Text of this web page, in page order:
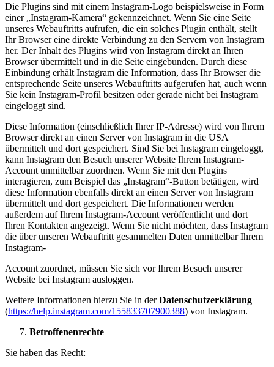
Die Plugins sind mit einem Instagram-Logo beispielsweise in Form
einer „Instagram-Kamera“ gekennzeichnet. Wenn Sie eine Seite
unseres Webauftritts aufrufen, die ein solches Plugin enthält, stellt
Ihr Browser eine direkte Verbindung zu den Servern von Instagram
her. Der Inhalt des Plugins wird von Instagram direkt an Ihren
Browser übermittelt und in die Seite eingebunden. Durch diese
Einbindung erhält Instagram die Information, dass Ihr Browser die
entsprechende Seite unseres Webauftritts aufgerufen hat, auch wenn
Sie kein Instagram-Profil besitzen oder gerade nicht bei Instagram
eingeloggt sind.
Diese Information (einschließlich Ihrer IP-Adresse) wird von Ihrem
Browser direkt an einen Server von Instagram in die USA
übermittelt und dort gespeichert. Sind Sie bei Instagram eingeloggt,
kann Instagram den Besuch unserer Website Ihrem Instagram-
Account unmittelbar zuordnen. Wenn Sie mit den Plugins
interagieren, zum Beispiel das „Instagram“-Button betätigen, wird
diese Information ebenfalls direkt an einen Server von Instagram
übermittelt und dort gespeichert. Die Informationen werden
außerdem auf Ihrem Instagram-Account veröffentlicht und dort
Ihren Kontakten angezeigt. Wenn Sie nicht möchten, dass Instagram
die über unseren Webauftritt gesammelten Daten unmittelbar Ihrem
Instagram-
Account zuordnet, müssen Sie sich vor Ihrem Besuch unserer
Website bei Instagram ausloggen.
Weitere Informationen hierzu Sie in derDatenschutzerklärung
(https://help.instagram.com/155833707900388) von Instagram.
Betroffenenrechte
Sie haben das Recht: